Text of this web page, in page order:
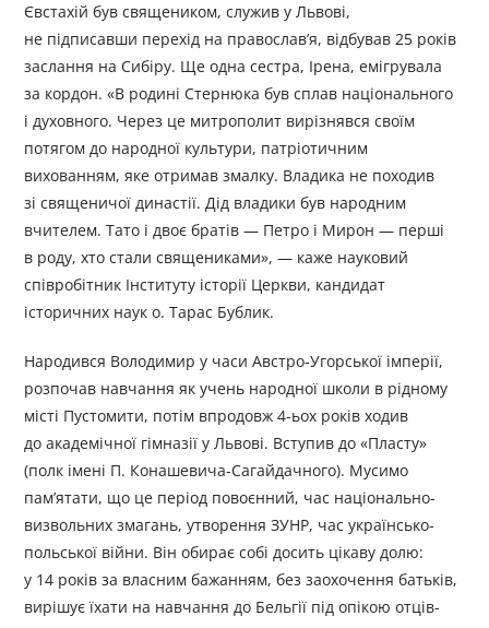
Євстахій був священиком, служив у Львові,
не підписавши перехід на православ’я, відбував 25 років
заслання на Сибіру. Ще одна сестра, Ірена, емігрувала
за кордон. «В родині Стернюка був сплав національного
і духовного. Через це митрополит вирізнявся своїм
потягом до народної культури, патріотичним
вихованням, яке отримав змалку. Владика не походив
зі священичої династії. Дід владики був народним
вчителем. Тато і двоє братів — Петро і Мирон — перші
в роду, хто стали священиками», — каже науковий
співробітник Інституту історії Церкви, кандидат
історичних наук о. Тарас Бублик.
Народився Володимир у часи Австро-Угорської імперії,
розпочав навчання як учень народної школи в рідному
місті Пустомити, потім впродовж 4-ьох років ходив
до академічної гімназії у Львові. Вступив до «Пласту»
(полк імені П. Конашевича-Сагайдачного). Мусимо
пам’ятати, що це період повоєнний, час національно-
визвольних змагань, утворення ЗУНР, час українсько-
польської війни. Він обирає собі досить цікаву долю:
у 14 років за власним бажанням, без заохочення батьків,
вирішує їхати на навчання до Бельгії під опікою отців-